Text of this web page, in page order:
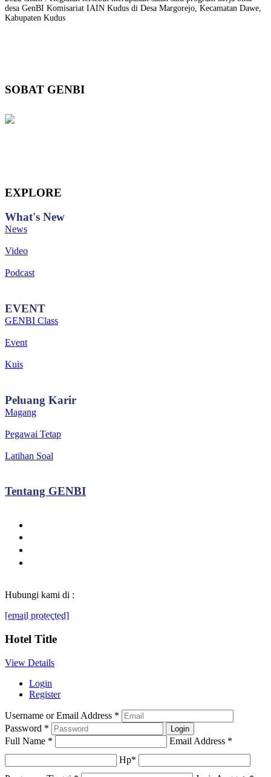
desa GenBI Komisariat IAIN Kudus di Desa Margorejo, Kecamatan Dawe,
Kabupaten Kudus
SOBAT GENBI
EXPLORE
What's New
News
Video
Podcast
EVENT
GENBI Class
Event
Kuis
Peluang Karir
Magang
Pegawai Tetap
Latihan Soal
Tentang GENBI
Hubungi kami di :
[email protected]
© Generasibaruindonesia.com 2022. All rights reserved.
Hotel Title
View Details
Login
Register
Username or Email Address *
Password *
Full Name * Email Address *
Hp*